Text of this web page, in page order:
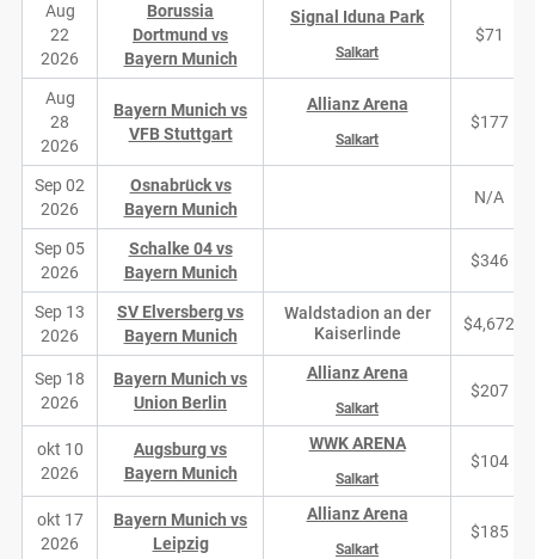
Aug
22
2026
Borussia
Dortmund vs
Bayern Munich
Signal Iduna Park
Salkart
$71
Aug
28
2026
Bayern Munich vs
VFB Stuttgart
Allianz Arena
Salkart
$177
Sep 02
2026
Osnabrück vs
Bayern Munich
N/A
Sep 05
2026
Schalke 04 vs
Bayern Munich
$346
Sep 13
2026
SV Elversberg vs
Bayern Munich
Waldstadion an der
Kaiserlinde
$4,672
Sep 18
2026
Bayern Munich vs
Union Berlin
Allianz Arena
Salkart
$207
okt 10
2026
Augsburg vs
Bayern Munich
WWK ARENA
Salkart
$104
okt 17
2026
Bayern Munich vs
Leipzig
Allianz Arena
Salkart
$185